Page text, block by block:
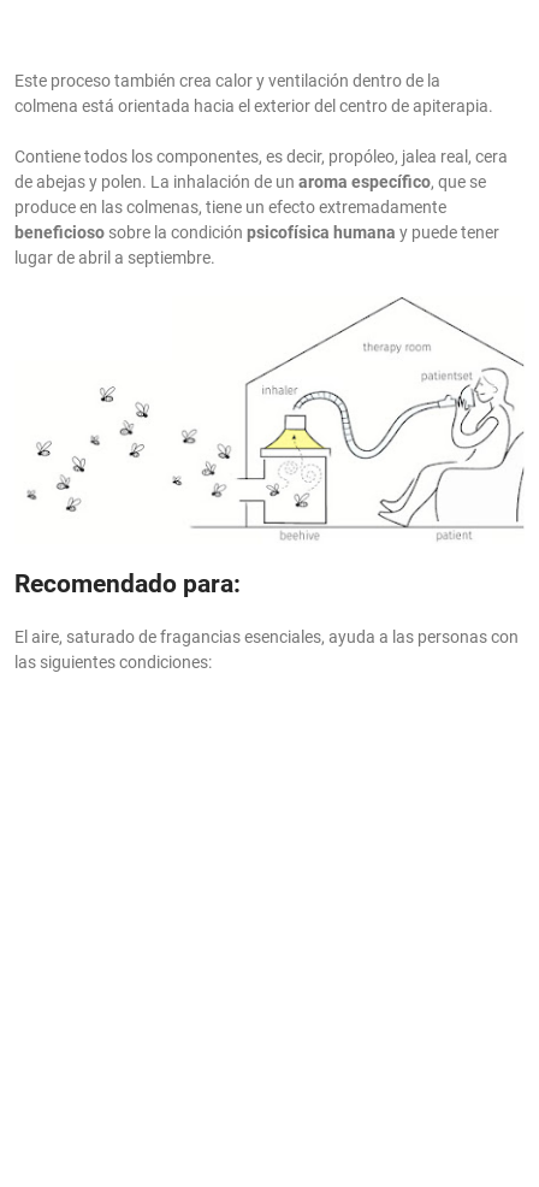
Este proceso también crea calor y ventilación dentro de la
colmena está orientada hacia el exterior del centro de apiterapia.
Contiene todos los componentes, es decir, propóleo, jalea real, cera
de abejas y polen. La inhalación de un aroma específico, que se
produce en las colmenas, tiene un efecto extremadamente
beneficioso sobre la condición psicofísica humana y puede tener
lugar de abril a septiembre.
Recomendado para:
El aire, saturado de fragancias esenciales, ayuda a las personas con
las siguientes condiciones: